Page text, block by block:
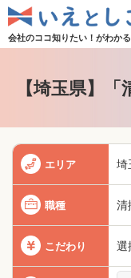
会社のココ知りたい！がわか
【埼玉県】
エリア 埼
職種 清
こだわり 選